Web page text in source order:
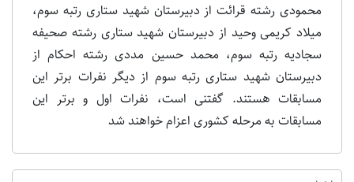
محمودی رشته قرائت از دبیرستان شهید ستاری رتبه سوم،
میلاد کریمی وحید از دبیرستان شهید ستاری رشته صحیفه
سجادیه رتبه سوم، محمد حسین مددی رشته احکام از
دبیرستان شهید ستاری رتبه سوم از دیگر نفرات برتر این
مسابقات هستند. گفتنی است، نفرات اول و برتر این
مسابقات به مرحله کشوری اعزام خواهند شد